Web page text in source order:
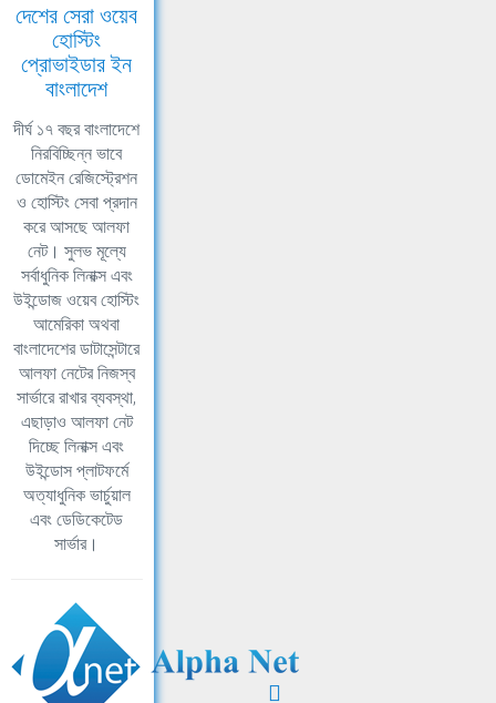
দেশের সেরা ওয়েব
হোস্টিং
প্রোভাইডার ইন
বাংলাদেশ
দীর্ঘ ১৭ বছর বাংলাদেশে
নিরবিচ্ছিন্ন ভাবে
ডোমেইন রেজিস্ট্রেশন
ও হোস্টিং সেবা প্রদান
করে আসছে আলফা
নেট। সুলভ মূল্যে
সর্বাধুনিক লিনাক্স এবং
উইন্ডোজ ওয়েব হোস্টিং
আমেরিকা অথবা
বাংলাদেশের ডাটাসেন্টারে
আলফা নেটের নিজস্ব
সার্ভারে রাখার ব্যবস্থা,
এছাড়াও আলফা নেট
দিচ্ছে লিনাক্স এবং
উইন্ডোস প্লাটফর্মে
অত্যাধুনিক ভার্চুয়াল
এবং ডেডিকেটেড
সার্ভার।